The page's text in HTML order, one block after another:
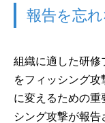
報告を忘
組織に適した研修
をフィッシング
に変えるための重
シング攻撃が報